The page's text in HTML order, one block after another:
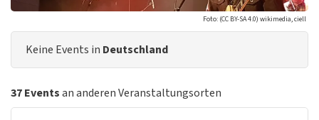
Foto: (CC BY-SA 4.0) wikimedia, ciell
Keine Events in Deutschland
37 Eventsan anderen Veranstaltungsorten